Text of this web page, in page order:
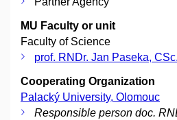
MU Faculty or unit
Faculty of Science
prof. RNDr. Jan Paseka, CSc.
Cooperating Organization
Palacký University, Olomouc
Responsible person doc.